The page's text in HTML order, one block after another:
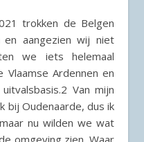
en aangezien wij niet
we iets helemaal
Ardennen en
Van mijn
bij Oudenaarde, dus ik
nu wilden we wat
omgeving zien. Waar